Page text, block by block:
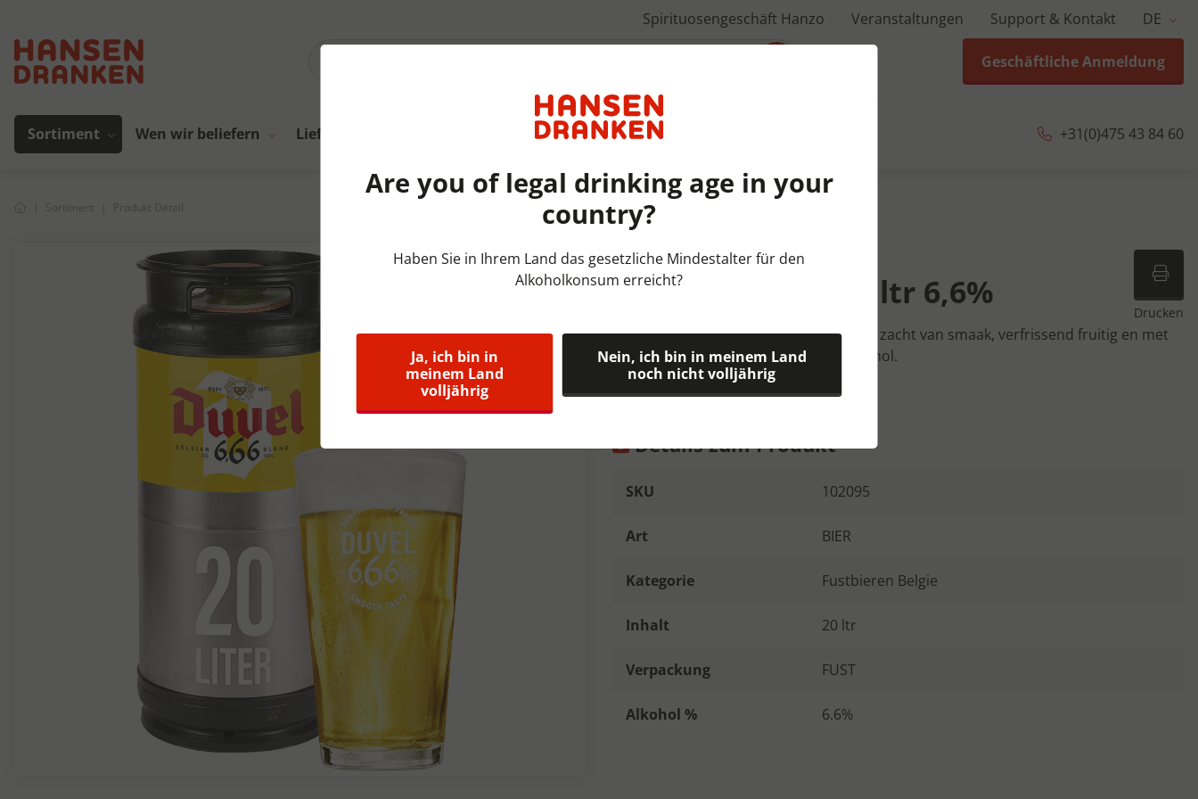
Spirituosengeschäft Hanzo Veranstaltungen Support & Kontakt DE
Geschäftliche Anmeldung
Sortiment Wen wir beliefern Lieferanten +31(0)475 43 84 60
Sortiment Produkt Detail
Fustbieren Belgie | FUST | 20 ltr
Drucken
Duvel 666 Fust 20 ltr 6,6%
Duvel 666 - Belgisch blond bier. Hemels zacht van smaak, verfrissend fruitig en met
een natuurlijke troebelheid. 6,66% alcohol.
Details zum Produkt
SKU 102095
Art BIER
Kategorie Fustbieren Belgie
Inhalt 20 ltr
Verpackung FUST
Alkohol % 6.6%
Are you of legal drinking age in your
country?
Haben Sie in Ihrem Land das gesetzliche Mindestalter für den
Alkoholkonsum erreicht?
Ja, ich bin in
meinem Land
volljährig
Nein, ich bin in meinem Land
noch nicht volljährig